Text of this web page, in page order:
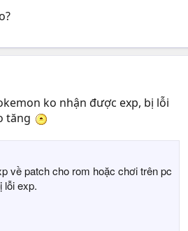
ko nhận được exp, bị lỗi
tăng
về patch cho rom hoặc chơi trên pc
lỗi exp.